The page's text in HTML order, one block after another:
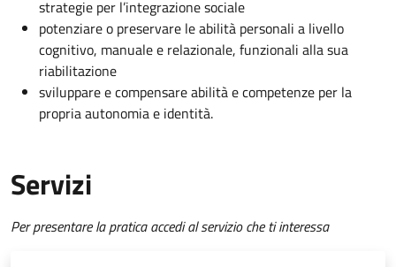
strategie per l’integrazione sociale
potenziare o preservare le abilità personali a livello
cognitivo, manuale e relazionale, funzionali alla sua
riabilitazione
sviluppare e compensare abilità e competenze per la
propria autonomia e identità.
Servizi
Per presentare la pratica accedi al servizio che ti interessa